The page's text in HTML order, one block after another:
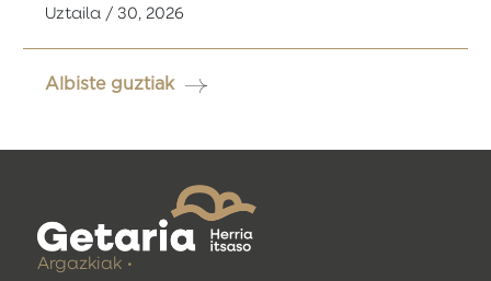
Uztaila / 30, 2026
Albiste guztiak
Argazkiak